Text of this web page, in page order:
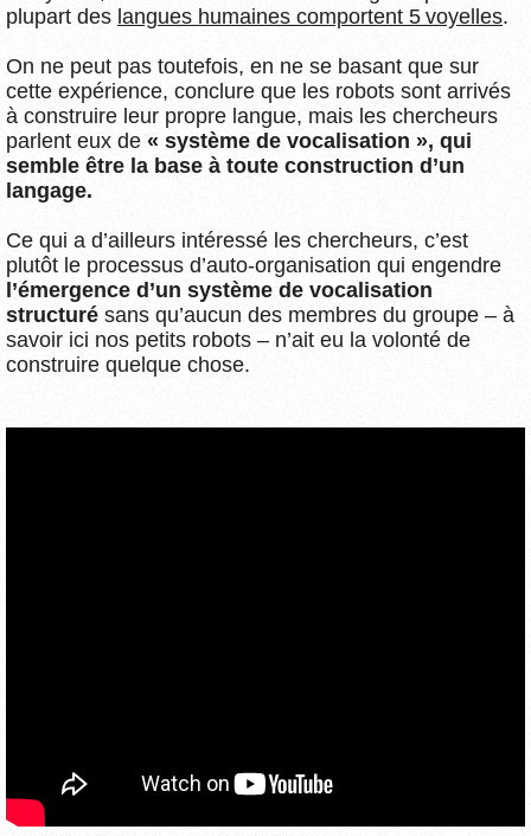
plupart des langues humaines comportent 5 voyelles.
On ne peut pas toutefois, en ne se basant que sur
cette expérience, conclure que les robots sont arrivés
à construire leur propre langue, mais les chercheurs
parlent eux de « système de vocalisation », qui
semble être la base à toute construction d’un
langage.
Ce qui a d’ailleurs intéressé les chercheurs, c’est
plutôt le processus d’auto-organisation qui engendre
l’émergence d’un système de vocalisation
structuré sans qu’aucun des membres du groupe – à
savoir ici nos petits robots – n’ait eu la volonté de
construire quelque chose.